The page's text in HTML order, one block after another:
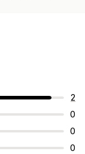
2
0
0
0